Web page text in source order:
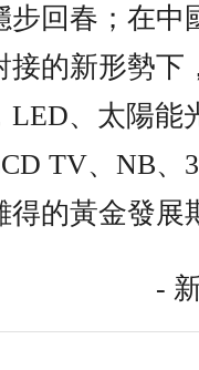
步回春；在中
接的新形勢下
LED、太陽能
TV、NB、
的黃金發展
-